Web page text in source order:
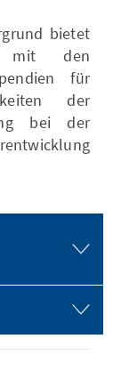
bietet
mit den
für
der
bei der